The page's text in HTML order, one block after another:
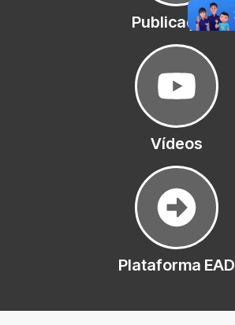
Publicações
Vídeos
Plataforma EAD